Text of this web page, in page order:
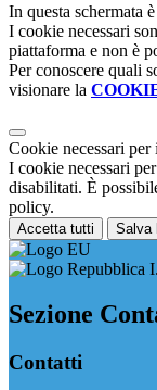
In questa schermata
I cookie necessari
piattaforma e non è
Per conoscere quali
visionare la
Cookie necessari
I cookie necessari
disabilitati. È
policy.
Accetta tutti Salva
Sezione
Contatti